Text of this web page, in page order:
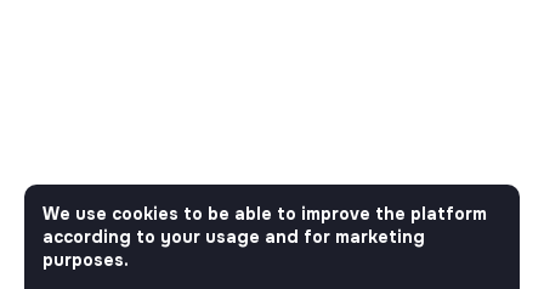
We use cookies to be able to improve the platform
according to your usage and for marketing
purposes.